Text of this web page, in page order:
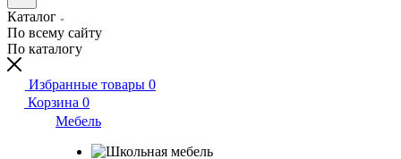
Каталог
По всему сайту
По каталогу
Избранные товары 0
Корзина 0
Мебель